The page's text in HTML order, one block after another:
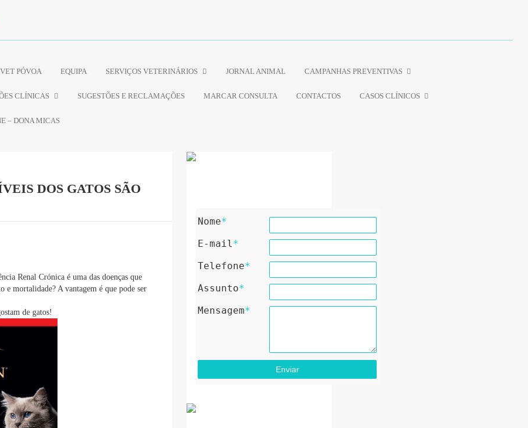
VET PÓVOA EQUIPA SERVIÇOS VETERINÁRIOS JORNAL ANIMAL CAMPANHAS PREVENTIVAS
CLÍNICAS SUGESTÕES E RECLAMAÇÕES MARCAR CONSULTA CONTACTOS CASOS CLÍNICOS
– DONA MICAS
DOS GATOS SÃO
Renal Crónica é uma das doenças que
e mortalidade? A vantagem é que pode ser
de gatos!
Nome*
E-mail*
Telefone*
Assunto*
Mensagem*
Enviar